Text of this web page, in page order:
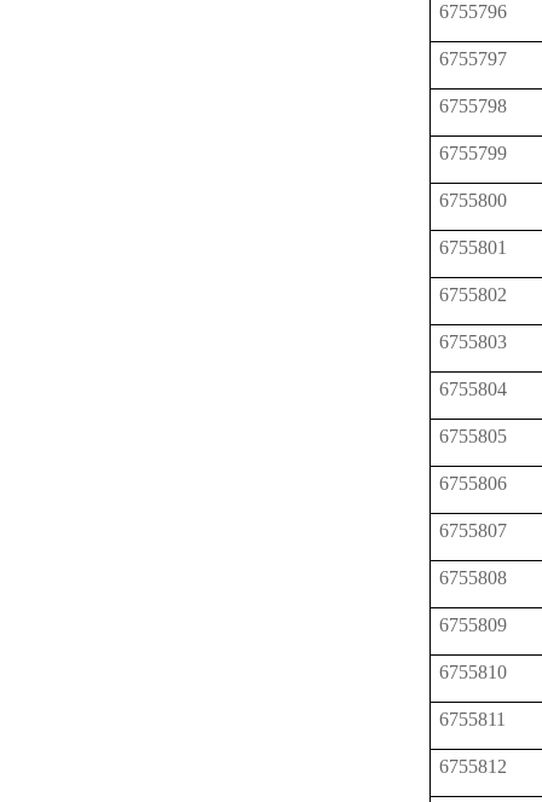
6755796
6755797
6755798
6755799
6755800
6755801
6755802
6755803
6755804
6755805
6755806
6755807
6755808
6755809
6755810
6755811
6755812